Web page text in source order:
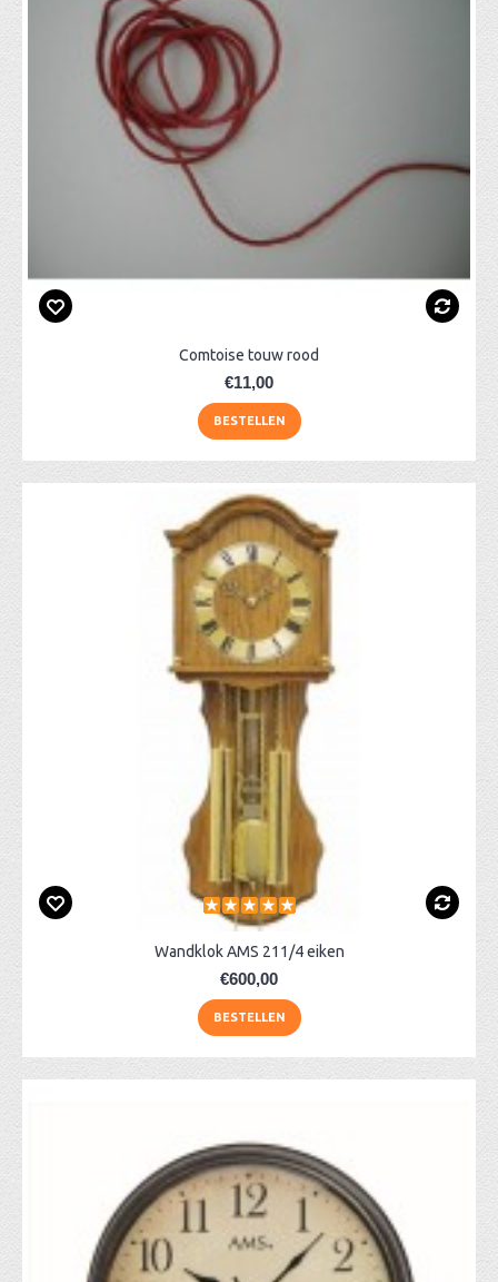
Comtoise touw rood
€11,00
BESTELLEN
Wandklok AMS 211/4 eiken
€600,00
BESTELLEN